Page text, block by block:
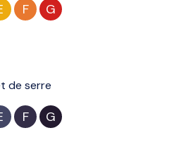
F G
de serre
F G